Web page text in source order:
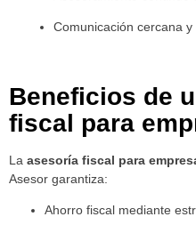
Comunicación cercana y
Beneficios de
fiscal para
La asesoría fiscal para
Asesor garantiza:
Ahorro fiscal mediante